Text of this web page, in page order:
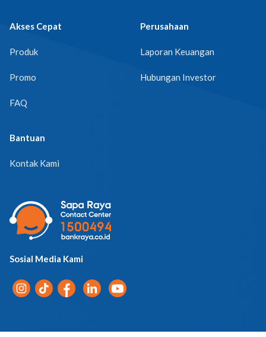
Akses Cepat
Produk
Promo
FAQ
Perusahaan
Laporan Keuangan
Hubungan Investor
Bantuan
Kontak Kami
Sosial Media Kami